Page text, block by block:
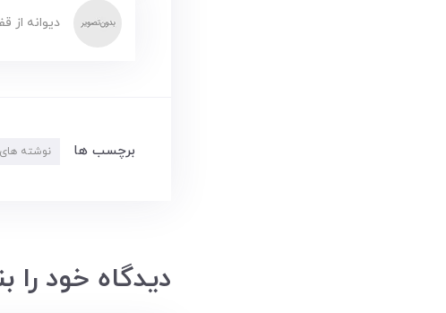
دیوانه از
برچسب ها نوشته
دیدگاه خود را